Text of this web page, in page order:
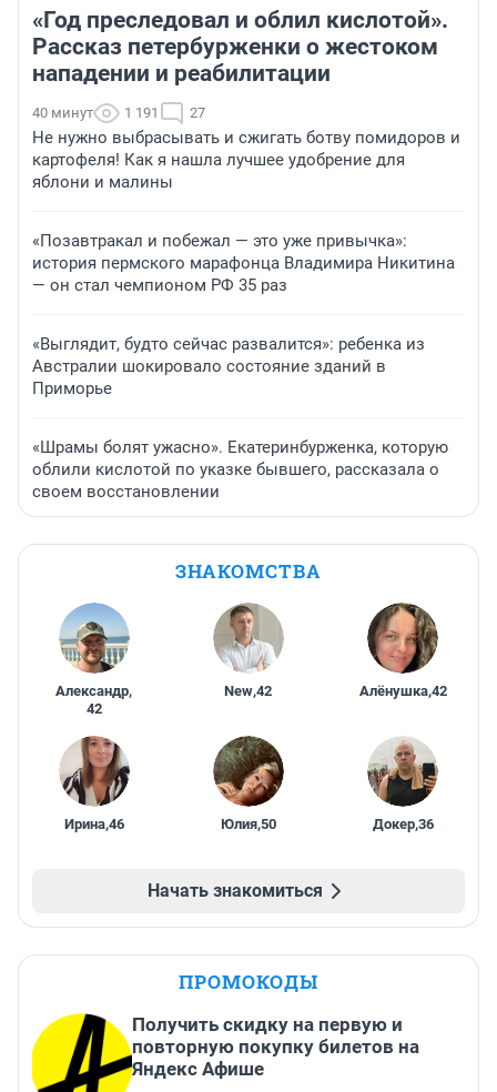
«Год преследовал и облил кислотой».
Рассказ петербурженки о жестоком
нападении и реабилитации
40 минут 1 191 27
Не нужно выбрасывать и сжигать ботву помидоров и
картофеля! Как я нашла лучшее удобрение для
яблони и малины
«Позавтракал и побежал — это уже привычка»:
история пермского марафонца Владимира Никитина
— он стал чемпионом РФ 35 раз
«Выглядит, будто сейчас развалится»: ребенка из
Австралии шокировало состояние зданий в
Приморье
«Шрамы болят ужасно». Екатеринбурженка, которую
облили кислотой по указке бывшего, рассказала о
своем восстановлении
ЗНАКОМСТВА
Александр,
42
New,42 Алёнушка,42
Ирина,46 Юлия,50 Докер,36
Начать знакомиться
ПРОМОКОДЫ
Получить скидку на первую и
повторную покупку билетов на
Яндекс Афише